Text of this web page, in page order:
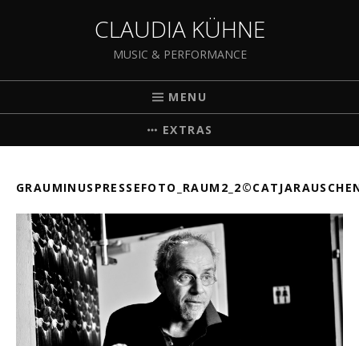
CLAUDIA KÜHNE
MUSIC & PERFORMANCE
MENU
EXTRAS